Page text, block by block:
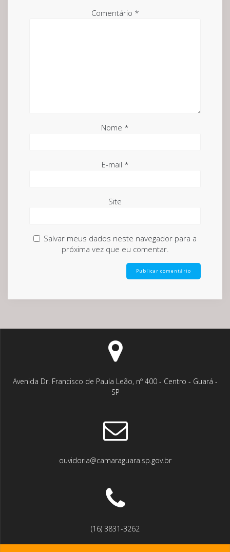
Comentário *
Nome *
E-mail *
Site
Salvar meus dados neste navegador para a
próxima vez que eu comentar.
Avenida Dr. Francisco de Paula Leão, nº 400 - Centro - Guará -
SP
ouvidoria@camaraguara.sp.gov.br
(16) 3831-3262